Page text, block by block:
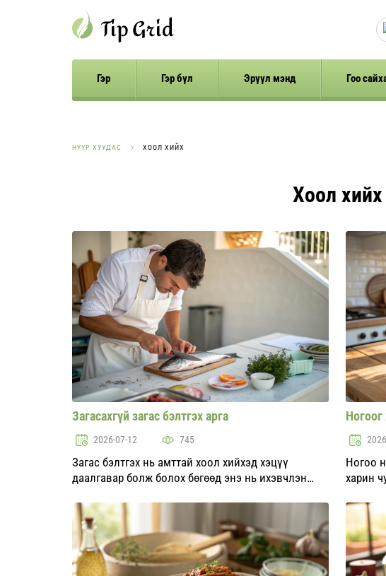
Гэр Гэр бүл Эрүүл мэнд Гоо
НҮҮР ХУУДАС ХООЛ ХИЙХ
Хоол хийх
Загасахгүй загас бэлтгэх арга
2026-07-12 745
Загас бэлтгэх нь амттай хоол хийхэд хэцүү
даалгавар болж болох бөгөөд энэ нь ихэвчлэн
үнэрийг багасгах эсвэл бүрэн арилгах үр дүнтэй
аргууд байдаг. Энэ нийтл...
мэддэг.
бөгөөд
Ногоог
Ногоо
харин
шинж